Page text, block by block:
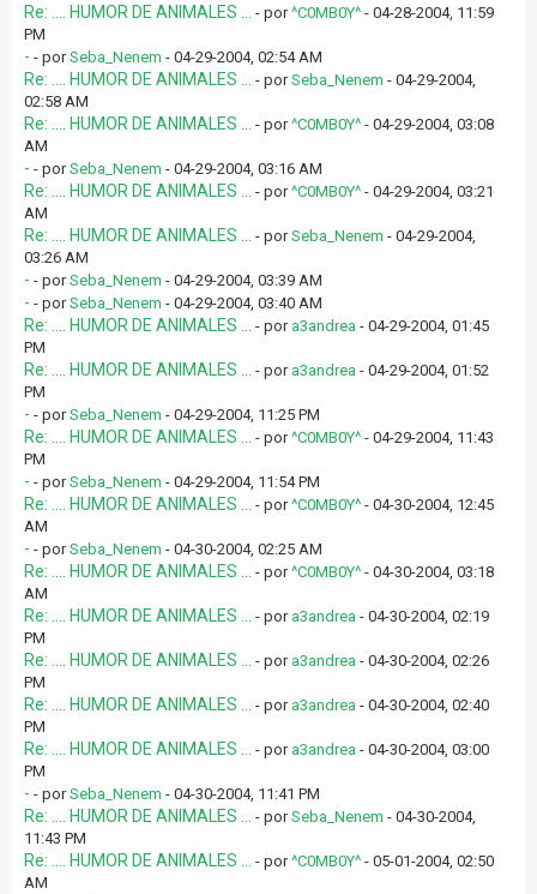
Re: .... HUMOR DE ANIMALES ... - por^C0MB0Y^ - 04-28-2004, 11:59
PM
- - porSeba_Nenem - 04-29-2004, 02:54 AM
Re: .... HUMOR DE ANIMALES ... - porSeba_Nenem - 04-29-2004,
02:58 AM
Re: .... HUMOR DE ANIMALES ... - por^C0MB0Y^ - 04-29-2004, 03:08
AM
- - porSeba_Nenem - 04-29-2004, 03:16 AM
Re: .... HUMOR DE ANIMALES ... - por^C0MB0Y^ - 04-29-2004, 03:21
AM
Re: .... HUMOR DE ANIMALES ... - porSeba_Nenem - 04-29-2004,
03:26 AM
- - porSeba_Nenem - 04-29-2004, 03:39 AM
- - porSeba_Nenem - 04-29-2004, 03:40 AM
Re: .... HUMOR DE ANIMALES ... - por a3andrea - 04-29-2004, 01:45
PM
Re: .... HUMOR DE ANIMALES ... - por a3andrea - 04-29-2004, 01:52
PM
- - porSeba_Nenem - 04-29-2004, 11:25 PM
Re: .... HUMOR DE ANIMALES ... - por^C0MB0Y^ - 04-29-2004, 11:43
PM
- - porSeba_Nenem - 04-29-2004, 11:54 PM
Re: .... HUMOR DE ANIMALES ... - por^C0MB0Y^ - 04-30-2004, 12:45
AM
- - porSeba_Nenem - 04-30-2004, 02:25 AM
Re: .... HUMOR DE ANIMALES ... - por^C0MB0Y^ - 04-30-2004, 03:18
AM
Re: .... HUMOR DE ANIMALES ... - por a3andrea - 04-30-2004, 02:19
PM
Re: .... HUMOR DE ANIMALES ... - por a3andrea - 04-30-2004, 02:26
PM
Re: .... HUMOR DE ANIMALES ... - por a3andrea - 04-30-2004, 02:40
PM
Re: .... HUMOR DE ANIMALES ... - por a3andrea - 04-30-2004, 03:00
PM
- - porSeba_Nenem - 04-30-2004, 11:41 PM
Re: .... HUMOR DE ANIMALES ... - porSeba_Nenem - 04-30-2004,
11:43 PM
Re: .... HUMOR DE ANIMALES ... - por^C0MB0Y^ - 05-01-2004, 02:50
AM